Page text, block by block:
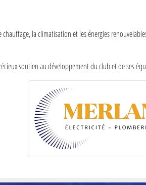
la climatisation et les énergies
soutien au développement du club et de ses